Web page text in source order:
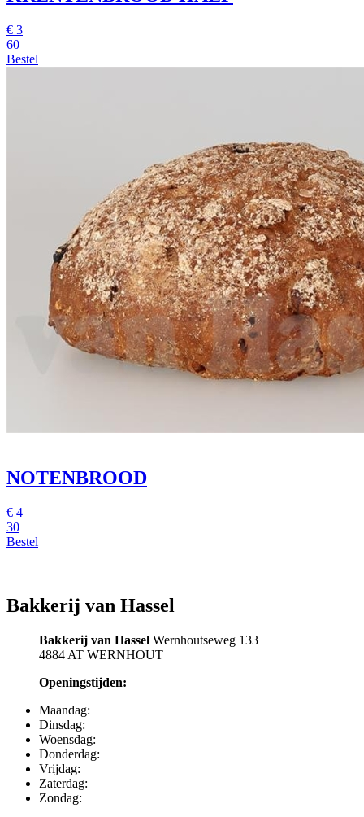
€ 3
60
Bestel
NOTENBROOD
€ 4
30
Bestel
Bakkerij van Hassel
Bakkerij van Hassel Wernhoutseweg 133
4884 AT WERNHOUT
Openingstijden:
Maandag:
Dinsdag:
Woensdag:
Donderdag:
Vrijdag:
Zaterdag:
Zondag: